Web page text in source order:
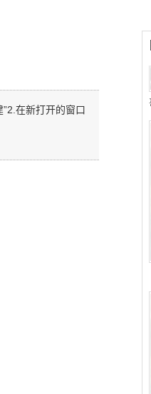
在新打开的窗口